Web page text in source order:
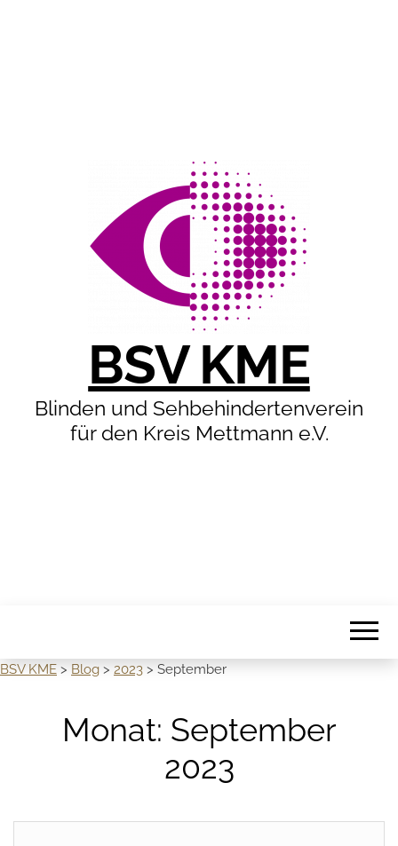
BSV KME
Blinden und Sehbehindertenverein
für den Kreis Mettmann e.V.
BSV KME > Blog > 2023 > September
Monat: September
2023